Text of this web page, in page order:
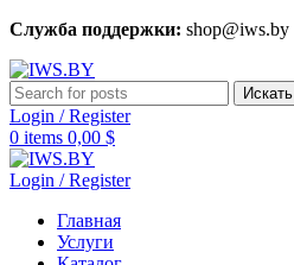
Служба поддержки: shop@iws.by
Искать
Login / Register
0 items 0,00 $
Login / Register
Главная
Услуги